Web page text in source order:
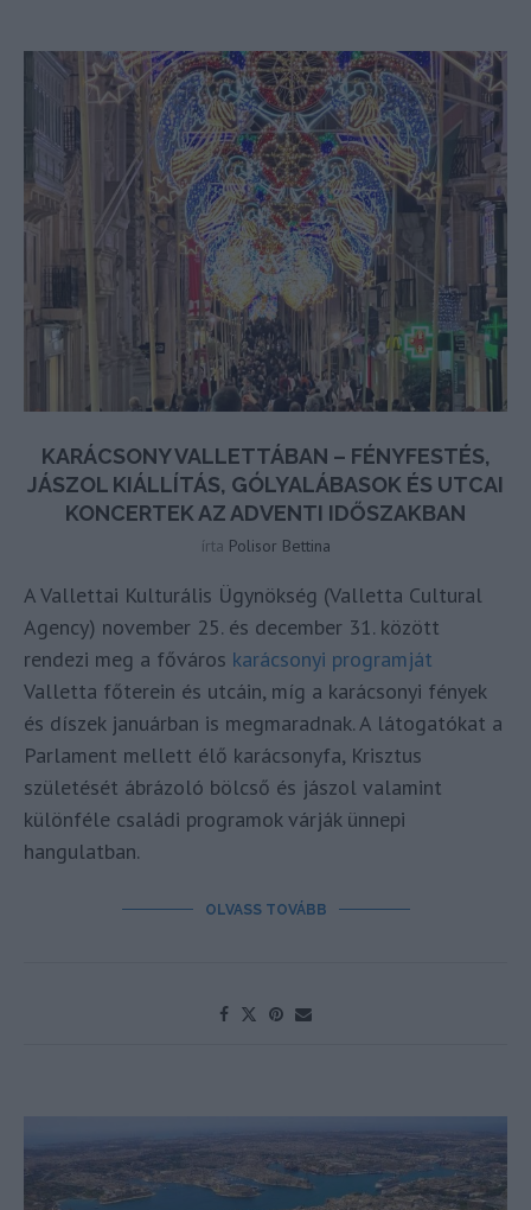
KARÁCSONY VALLETTÁBAN – FÉNYFESTÉS,
JÁSZOL KIÁLLÍTÁS, GÓLYALÁBASOK ÉS UTCAI
KONCERTEK AZ ADVENTI IDŐSZAKBAN
írta Polisor Bettina
A Vallettai Kulturális Ügynökség (Valletta Cultural
Agency) november 25. és december 31. között
rendezi meg a főváros karácsonyi programját
Valletta főterein és utcáin, míg a karácsonyi fények
és díszek januárban is megmaradnak. A látogatókat a
Parlament mellett élő karácsonyfa, Krisztus
születését ábrázoló bölcső és jászol valamint
különféle családi programok várják ünnepi
hangulatban.
OLVASS TOVÁBB